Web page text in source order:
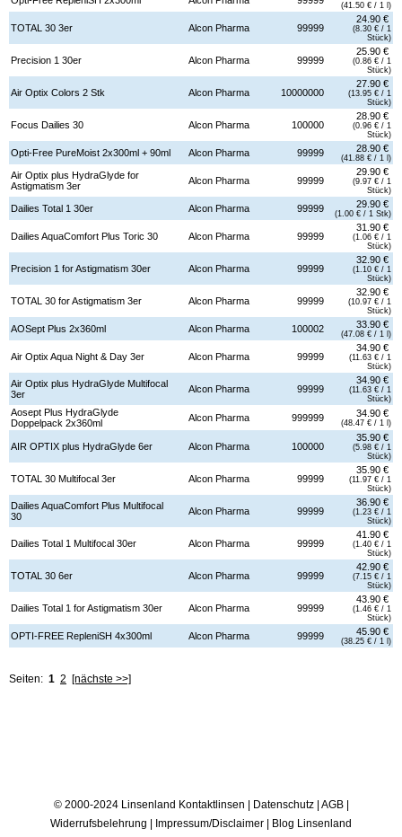
(41.50 € / 1 l)
TOTAL 30 3er Alcon Pharma 99999
24.90 €
(8.30 € / 1
Stück)
Precision 1 30er Alcon Pharma 99999
25.90 €
(0.86 € / 1
Stück)
Air Optix Colors 2 Stk Alcon Pharma 10000000
27.90 €
(13.95 € / 1
Stück)
Focus Dailies 30 Alcon Pharma 100000
28.90 €
(0.96 € / 1
Stück)
Opti-Free PureMoist 2x300ml + 90ml Alcon Pharma 99999 28.90 €
(41.88 € / 1 l)
Air Optix plus HydraGlyde for
Astigmatism 3er
Alcon Pharma 99999
29.90 €
(9.97 € / 1
Stück)
Dailies Total 1 30er Alcon Pharma 99999 29.90 €
(1.00 € / 1 Stk)
Dailies AquaComfort Plus Toric 30 Alcon Pharma 99999
31.90 €
(1.06 € / 1
Stück)
Precision 1 for Astigmatism 30er Alcon Pharma 99999
32.90 €
(1.10 € / 1
Stück)
TOTAL 30 for Astigmatism 3er Alcon Pharma 99999
32.90 €
(10.97 € / 1
Stück)
AOSept Plus 2x360ml Alcon Pharma 100002 33.90 €
(47.08 € / 1 l)
Air Optix Aqua Night & Day 3er Alcon Pharma 99999
34.90 €
(11.63 € / 1
Stück)
Air Optix plus HydraGlyde Multifocal
3er
Alcon Pharma 99999
34.90 €
(11.63 € / 1
Stück)
Aosept Plus HydraGlyde
Doppelpack 2x360ml
Alcon Pharma 999999 34.90 €
(48.47 € / 1 l)
AIR OPTIX plus HydraGlyde 6er Alcon Pharma 100000
35.90 €
(5.98 € / 1
Stück)
TOTAL 30 Multifocal 3er Alcon Pharma 99999
35.90 €
(11.97 € / 1
Stück)
Dailies AquaComfort Plus Multifocal
30
Alcon Pharma 99999
36.90 €
(1.23 € / 1
Stück)
Dailies Total 1 Multifocal 30er Alcon Pharma 99999
41.90 €
(1.40 € / 1
Stück)
TOTAL 30 6er Alcon Pharma 99999
42.90 €
(7.15 € / 1
Stück)
Dailies Total 1 for Astigmatism 30er Alcon Pharma 99999
43.90 €
(1.46 € / 1
Stück)
OPTI-FREE RepleniSH 4x300ml Alcon Pharma 99999 45.90 €
(38.25 € / 1 l)
Seiten: 1 2 [nächste >>]
© 2000-2024 Linsenland Kontaktlinsen | Datenschutz| AGB|
Widerrufsbelehrung | Impressum/Disclaimer | Blog Linsenland